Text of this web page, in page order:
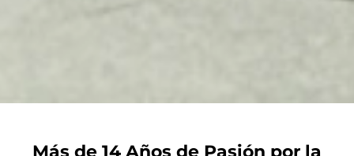
Más de 14 Años de Pasión por la